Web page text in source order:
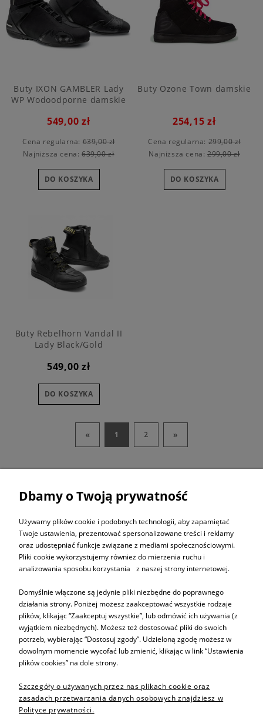
Buty IXON GAMBLER Lady
WP Wodoodporne damskie
549,00 zł
Cena regularna:639,00 zł
Najniższa cena:639,00 zł
DO KOSZYKA
Buty Ozone Town damskie
254,15 zł
Cena regularna:299,00 zł
Najniższa cena:299,00 zł
DO KOSZYKA
Buty Rebelhorn Vandal II
Lady Black/Gold
549,00 zł
DO KOSZYKA
« 1 2 »
ZAPISZ SIĘ DO
NEWSLETTERA
Informacje
Sprzedaż produktów
Dbamy o Twoją prywatność
Używamy plików cookie i podobnych technologii, aby zapamiętać
Twoje ustawienia, prezentować spersonalizowane treści i reklamy
oraz udostępniać funkcje związane z mediami społecznościowymi.
Pliki cookie wykorzystujemy również do mierzenia ruchu i
analizowania sposobu korzystania z naszej strony internetowej.
Domyślnie włączone są jedynie pliki niezbędne do poprawnego
działania strony. Poniżej możesz zaakceptować wszystkie rodzaje
plików, klikając “Zaakceptuj wszystkie”, lub odmówić ich używania (z
wyjątkiem niezbędnych). Możesz też dostosować pliki do swoich
potrzeb, wybierając “Dostosuj zgody”. Udzieloną zgodę możesz w
dowolnym momencie wycofać lub zmienić, klikając w link “Ustawienia
plików cookies” na dole strony.
Szczegóły o używanych przez nas plikach cookie oraz
zasadach przetwarzania danych osobowych znajdziesz w
Polityce prywatności.